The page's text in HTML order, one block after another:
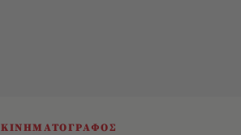
ΚΙΝΗΜΑΤΟΓΡΑΦΟΣ